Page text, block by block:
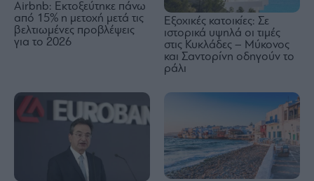
Airbnb: Εκτοξεύτηκε πάνω
από 15% η μετοχή μετά τις
βελτιωμένες προβλέψεις
για το 2026
Εξοχικές κατοικίες: Σε
ιστορικά υψηλά οι τιμές
στις Κυκλάδες – Μύκονος
και Σαντορίνη οδηγούν το
ράλι